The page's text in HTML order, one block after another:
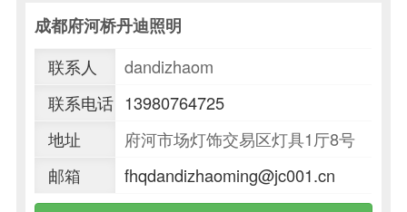
成都府河桥丹迪照明
联系人
dandizhaom
联系电话 13980764725
地址
府河市场灯饰交易区灯具1厅8号
邮箱
fhqdandizhaoming@jc001.cn